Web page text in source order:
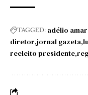
TAGGED: adélio
diretor jornal gazeta
reeleito presidente